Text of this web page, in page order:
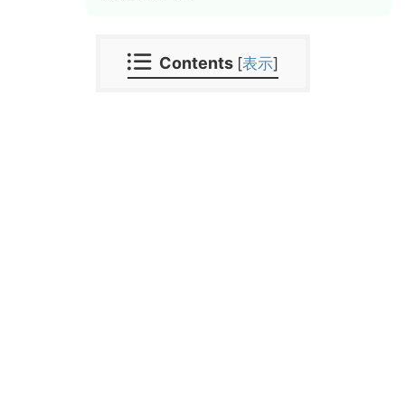
Contents [表示]